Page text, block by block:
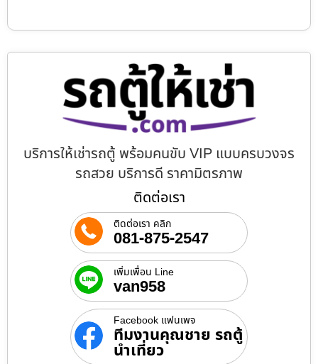
บริการให้เช่ารถตู้ พร้อมคนขับ VIP แบบครบวงจร
รถสวย บริการดี ราคามิตรภาพ
ติดต่อเรา
ติดต่อเรา คลิก
081-875-2547
เพิ่มเพื่อน Line
van958
Facebook แฟนเพจ
ทีมงานคุณชาย รถตู้
นำเที่ยว